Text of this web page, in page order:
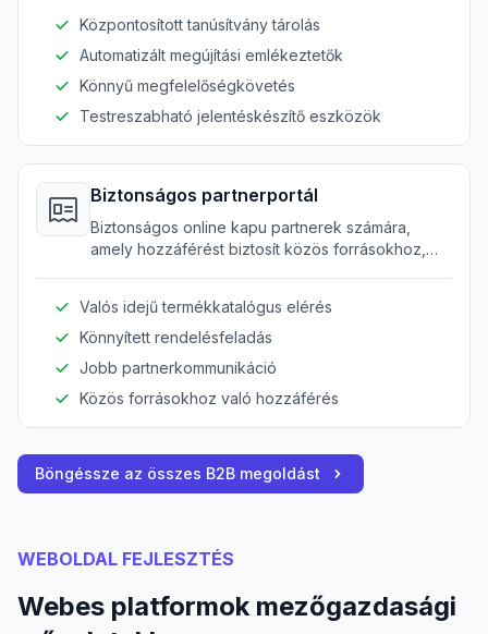
Központosított tanúsítvány tárolás
Automatizált megújítási emlékeztetők
Könnyű megfelelőségkövetés
Testreszabható jelentéskészítő eszközök
Biztonságos partnerportál
Biztonságos online kapu partnerek számára,
amely hozzáférést biztosít közös forrásokhoz,
Valós idejű termékkatalógus elérés
Könnyített rendelésfeladás
Jobb partnerkommunikáció
Közös forrásokhoz való hozzáférés
Böngéssze az összes B2B megoldást
WEBOLDAL FEJLESZTÉS
Webes platformok mezőgazdasági